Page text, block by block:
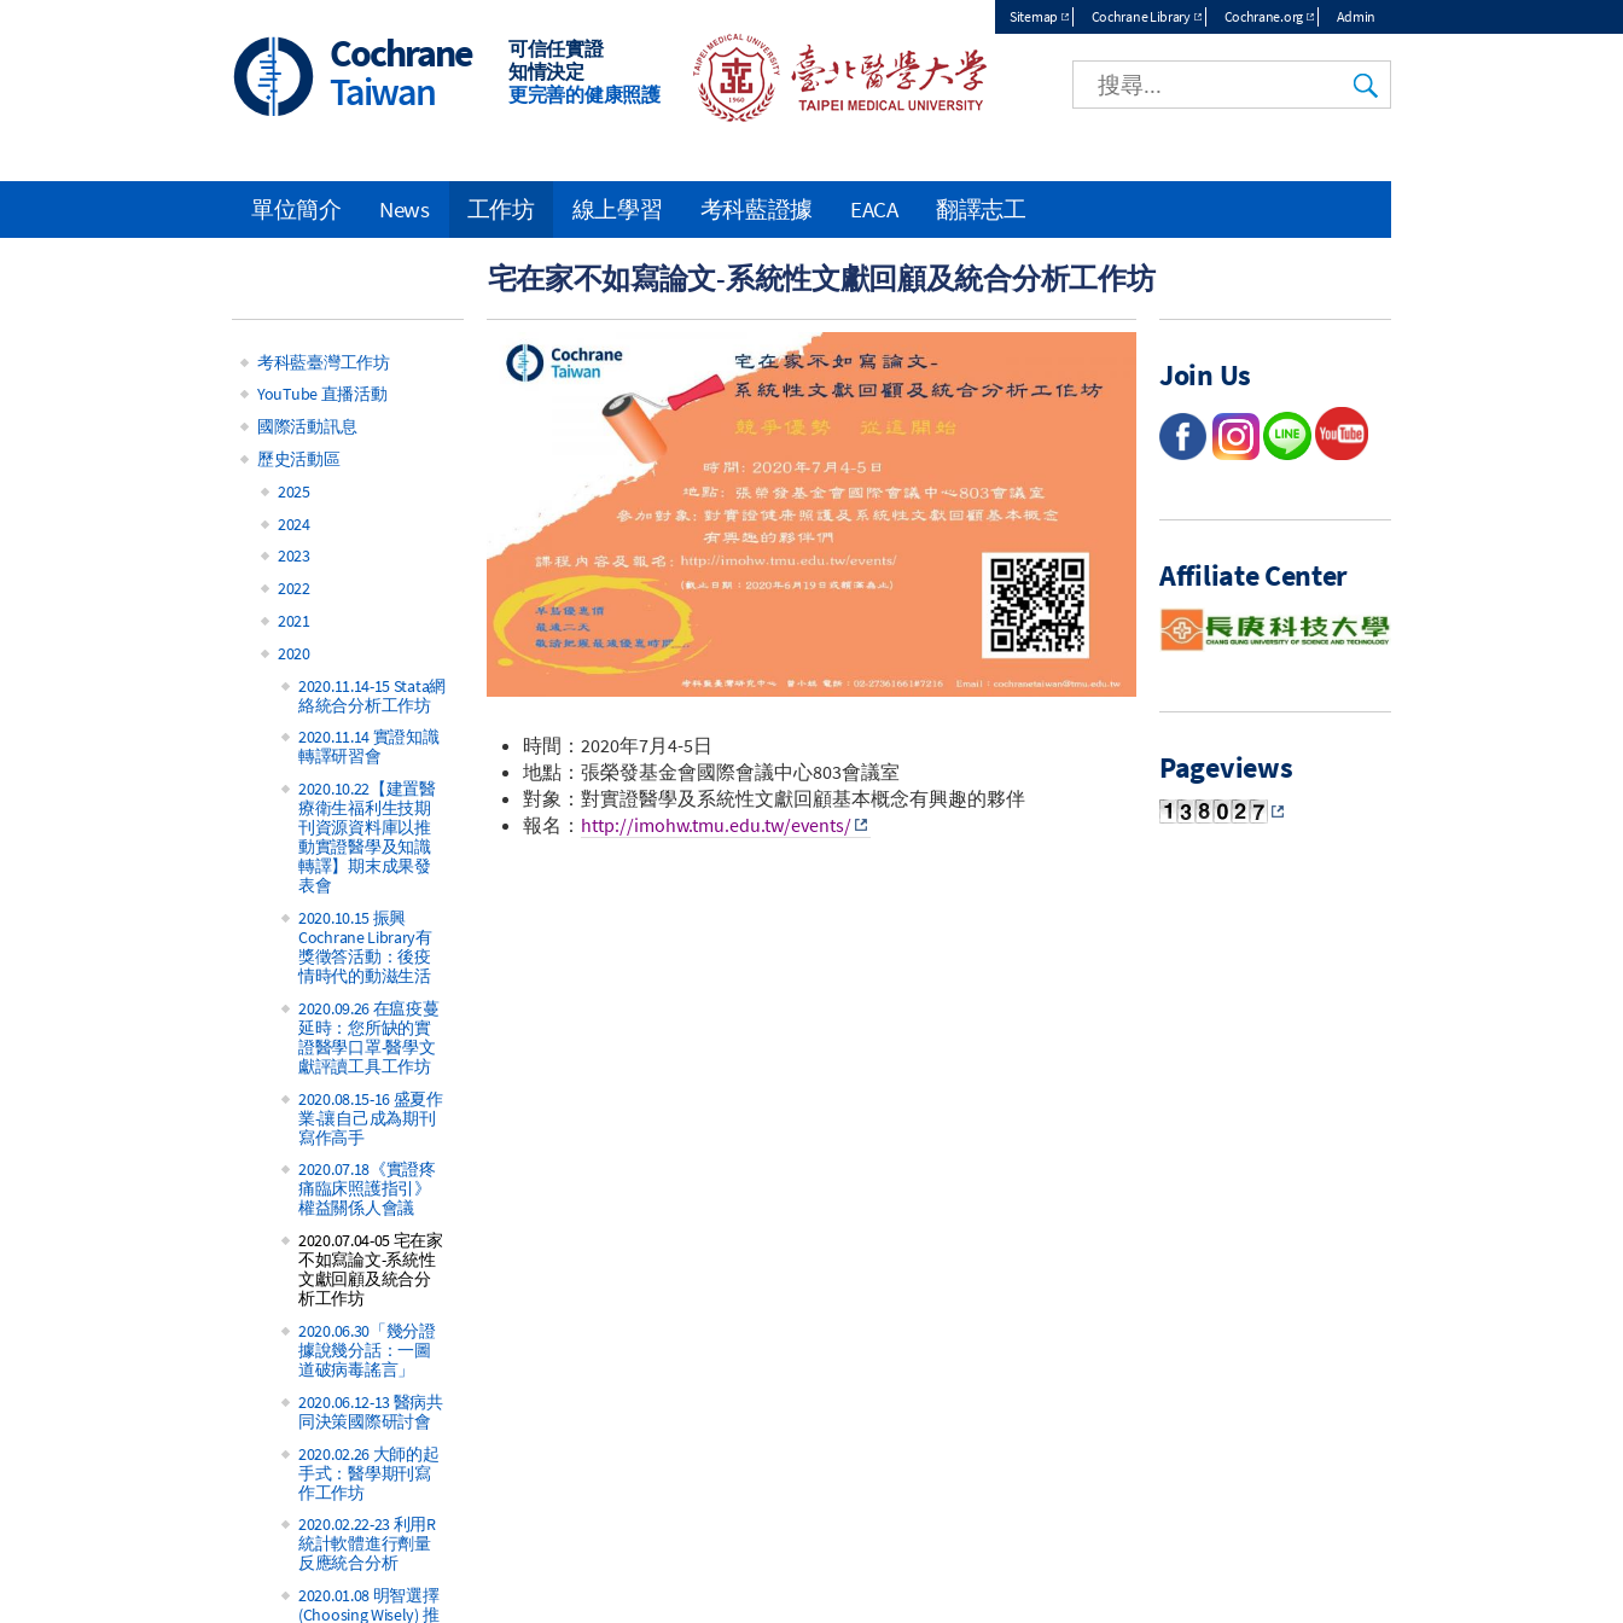
Sitemap Cochrane Library Cochrane.org Admin
Cochrane
Taiwan
可信任實證
知情決定
更完善的健康照護
宅在家不如寫論文-系統性文獻回顧及統合分析工作坊
時間：2020年7月4-5日
地點：張榮發基金會國際會議中心803會議室
對象：對實證醫學及系統性文獻回顧基本概念有興趣的夥伴
報名： http://imohw.tmu.edu.tw/events/
Main
navigation
考科藍臺灣工作坊
YouTube 直播活動
國際活動訊息
歷史活動區
2025
2024
2023
2022
2021
2020
2020.11.14-15 Stata網
絡統合分析工作坊
2020.11.14 實證知識
轉譯研習會
2020.10.22【建置醫
療衛生福利生技期
刊資源資料庫以推
動實證醫學及知識
轉譯】期末成果發
表會
2020.10.15 振興
Cochrane Library有
獎徵答活動：後疫
情時代的動滋生活
2020.09.26 在瘟疫蔓
延時：您所缺的實
證醫學口罩-醫學文
獻評讀工具工作坊
2020.08.15-16 盛夏作
業-讓自己成為期刊
寫作高手
2020.07.18《實證疼
痛臨床照護指引》
權益關係人會議
2020.07.04-05 宅在家
不如寫論文-系統性
文獻回顧及統合分
析工作坊
2020.06.30「幾分證
據說幾分話：一圖
道破病毒謠言」
2020.06.12-13 醫病共
同決策國際研討會
2020.02.26 大師的起
手式：醫學期刊寫
作工作坊
2020.02.22-23 利用R
統計軟體進行劑量
反應統合分析
2020.01.08 明智選擇
(Choosing Wisely) 推
Join Us
Affiliate Center
Pageviews
Main
navigation
單位簡介 News 工作坊 線上學習 考科藍證據 EACA 翻譯志工